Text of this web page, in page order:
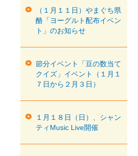
（１月１１日）やまぐち県
酪「ヨーグルト配布イベン
ト」のお知らせ
節分イベント「豆の数当て
クイズ」イベント（１月１
７日から２月３日）
１月１８日（日）、シャン
ティMusic Live開催